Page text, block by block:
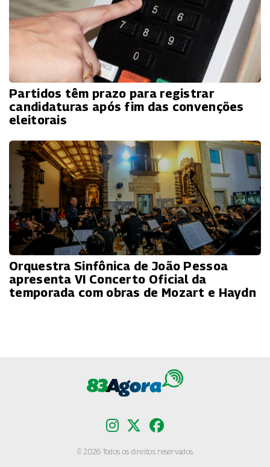
Partidos têm prazo para registrar
candidaturas após fim das convenções
eleitorais
Orquestra Sinfônica de João Pessoa
apresenta VI Concerto Oficial da
temporada com obras de Mozart e Haydn
© 2026 Todos os direitos reservados